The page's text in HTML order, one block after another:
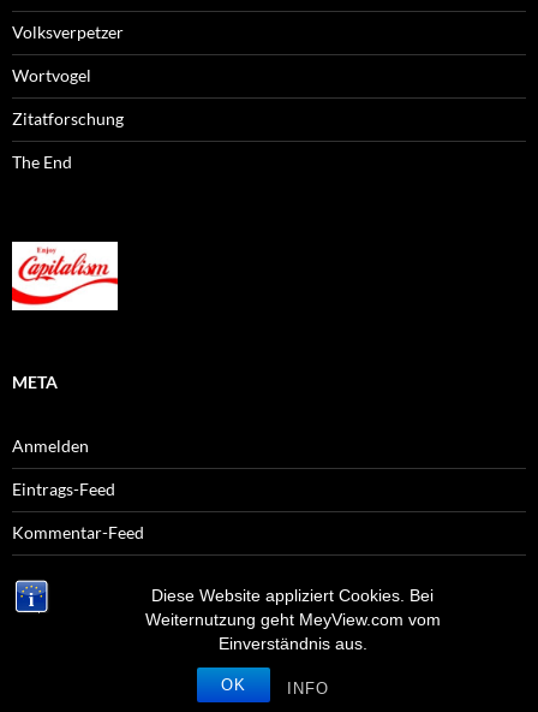
Diese Website appliziert Cookies. Bei
Weiternutzung geht MeyView.com vom
Einverständnis aus.
OK INFO
Volksverpetzer
Wortvogel
Zitatforschung
The End
META
Anmelden
Eintrags-Feed
Kommentar-Feed
WordPress.org